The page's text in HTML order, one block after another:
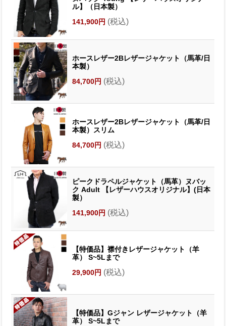
ル】（日本製）
141,900円 (税込)
ホースレザー2Bレザージャケット（馬革/日
本製）
84,700円 (税込)
ホースレザー2Bレザージャケット（馬革/日
本製）スリム
84,700円 (税込)
ピークドラペルジャケット（馬革）ヌバッ
ク Adult 【レザーハウスオリジナル】(日本
製）
141,900円 (税込)
【特価品】襟付きレザージャケット（羊
革） S~5Lまで
29,900円 (税込)
【特価品】Gジャン レザージャケット（羊
革） S~5Lまで